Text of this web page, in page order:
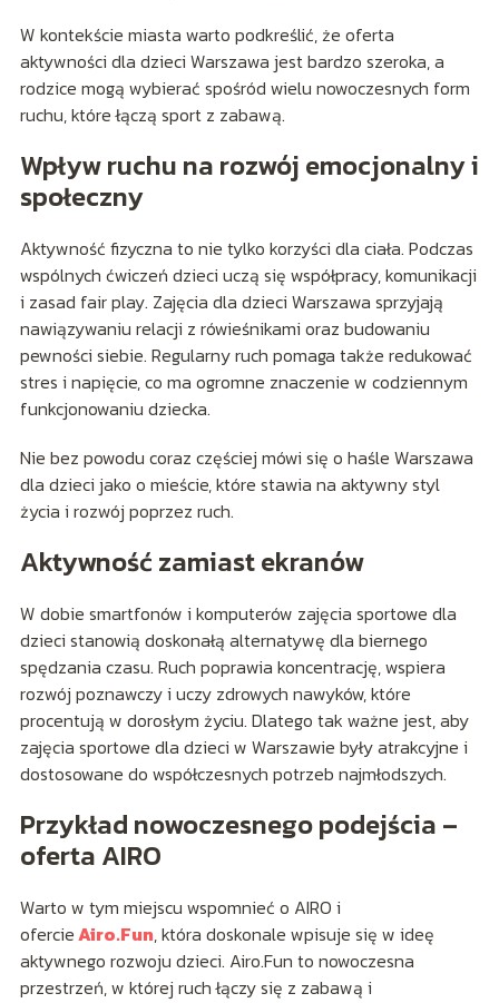
W kontekście miasta warto podkreślić, że oferta
aktywności dla dzieci Warszawa jest bardzo szeroka, a
rodzice mogą wybierać spośród wielu nowoczesnych form
ruchu, które łączą sport z zabawą.
Wpływ ruchu na rozwój emocjonalny i
społeczny
Aktywność fizyczna to nie tylko korzyści dla ciała. Podczas
wspólnych ćwiczeń dzieci uczą się współpracy, komunikacji
i zasad fair play. Zajęcia dla dzieci Warszawa sprzyjają
nawiązywaniu relacji z rówieśnikami oraz budowaniu
pewności siebie. Regularny ruch pomaga także redukować
stres i napięcie, co ma ogromne znaczenie w codziennym
funkcjonowaniu dziecka.
Nie bez powodu coraz częściej mówi się o haśle Warszawa
dla dzieci jako o mieście, które stawia na aktywny styl
życia i rozwój poprzez ruch.
Aktywność zamiast ekranów
W dobie smartfonów i komputerów zajęcia sportowe dla
dzieci stanowią doskonałą alternatywę dla biernego
spędzania czasu. Ruch poprawia koncentrację, wspiera
rozwój poznawczy i uczy zdrowych nawyków, które
procentują w dorosłym życiu. Dlatego tak ważne jest, aby
zajęcia sportowe dla dzieci w Warszawie były atrakcyjne i
dostosowane do współczesnych potrzeb najmłodszych.
Przykład nowoczesnego podejścia –
oferta AIRO
Warto w tym miejscu wspomnieć o AIRO i
ofercieAiro.Fun, która doskonale wpisuje się w ideę
aktywnego rozwoju dzieci. Airo.Fun to nowoczesna
przestrzeń, w której ruch łączy się z zabawą i